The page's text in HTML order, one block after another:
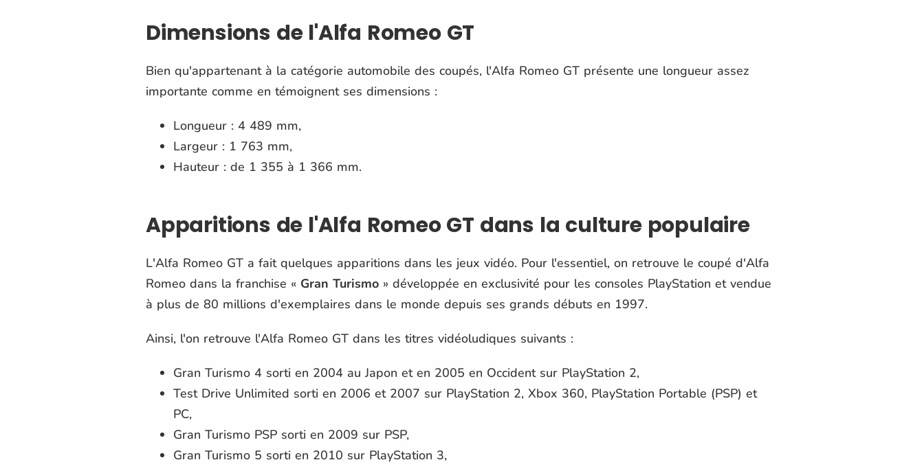
Dimensions de l'Alfa Romeo GT
Bien qu'appartenant à la catégorie automobile des coupés, l'Alfa Romeo GT présente une longueur assez
importante comme en témoignent ses dimensions :
Longueur : 4 489 mm,
Largeur : 1 763 mm,
Hauteur : de 1 355 à 1 366 mm.
Apparitions de l'Alfa Romeo GT dans la culture populaire
L'Alfa Romeo GT a fait quelques apparitions dans les jeux vidéo. Pour l'essentiel, on retrouve le coupé d'Alfa
Romeo dans la franchise « Gran Turismo » développée en exclusivité pour les consoles PlayStation et vendue
à plus de 80 millions d'exemplaires dans le monde depuis ses grands débuts en 1997.
Ainsi, l'on retrouve l'Alfa Romeo GT dans les titres vidéoludiques suivants :
Gran Turismo 4 sorti en 2004 au Japon et en 2005 en Occident sur PlayStation 2,
Test Drive Unlimited sorti en 2006 et 2007 sur PlayStation 2, Xbox 360, PlayStation Portable (PSP) et
PC,
Gran Turismo PSP sorti en 2009 sur PSP,
Gran Turismo 5 sorti en 2010 sur PlayStation 3,